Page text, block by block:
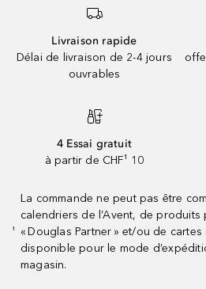
Livraison rapide
Délai de livraison de 2-4 jours
ouvrables
4 Essai gratuit
à partir de CHF¹ 10
¹
La commande ne peut pas être
calendriers de l’Avent, de produits
« Douglas Partner » et/ou de
disponible pour le mode
magasin.